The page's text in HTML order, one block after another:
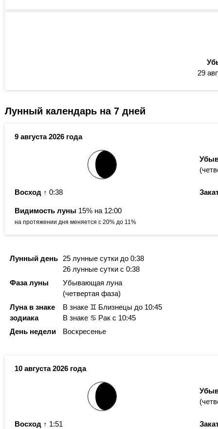
29
Лунный календарь на 7 дней
9 августа 2026 года
Восход ↑ 0:38
Видимость луны 15% на 12:00
на протяжении дня меняется с 20% до 11%
Лунный день 25 лунные сутки до 0:38
26 лунные сутки с 0:38
Фаза луны
Убывающая луна
(четвертая фаза)
Луна в знаке
зодиака
В знаке ♊ Близнецы до 10:45
В знаке ♋ Рак с 10:45
День недели
Воскресенье
10 августа 2026 года
Восход ↑ 1:51